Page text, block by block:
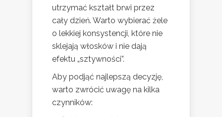
utrzymać kształt brwi przez
cały dzień. Warto wybierać żele
o lekkiej konsystencji, które nie
sklejają włosków i nie dają
efektu „sztywności”.
Aby podjąć najlepszą decyzję,
warto zwrócić uwagę na kilka
czynników: